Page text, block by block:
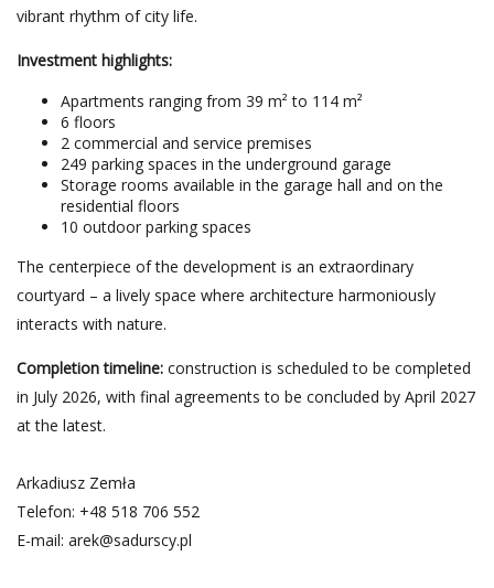
vibrant rhythm of city life.
Investment highlights:
Apartments ranging from 39 m² to 114 m²
6 floors
2 commercial and service premises
249 parking spaces in the underground garage
Storage rooms available in the garage hall and on the
residential floors
10 outdoor parking spaces
The centerpiece of the development is an extraordinary
courtyard – a lively space where architecture harmoniously
interacts with nature.
Completion timeline: construction is scheduled to be completed
in July 2026, with final agreements to be concluded by April 2027
at the latest.
Arkadiusz Zemła
Telefon: +48 518 706 552
E-mail: arek@sadurscy.pl